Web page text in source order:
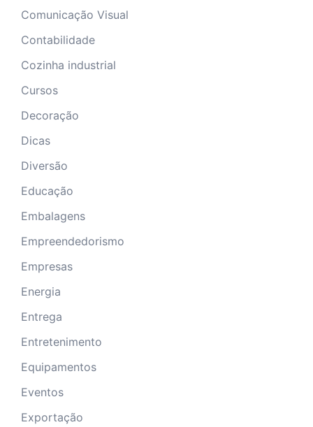
Comunicação Visual
Contabilidade
Cozinha industrial
Cursos
Decoração
Dicas
Diversão
Educação
Embalagens
Empreendedorismo
Empresas
Energia
Entrega
Entretenimento
Equipamentos
Eventos
Exportação